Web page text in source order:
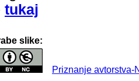
tukaj
slike:
Priznanje avtorstva-